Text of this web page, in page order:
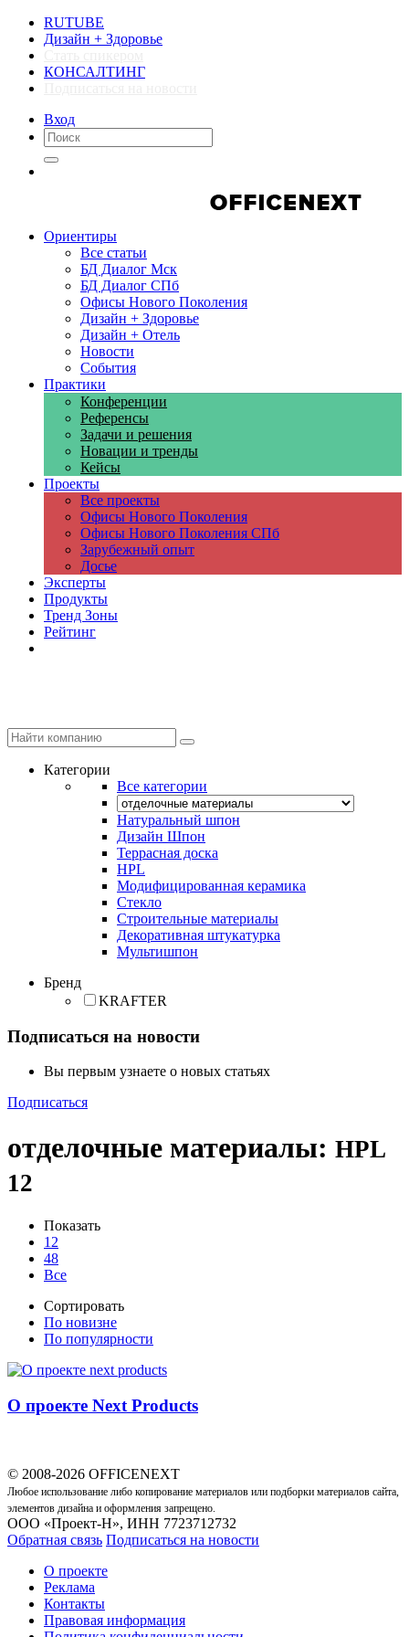
RUTUBE
Дизайн + Здоровье
КОНСАЛТИНГ
Вход
Ориентиры
Все статьи
БД Диалог Мск
БД Диалог СПб
Офисы Нового Поколения
Дизайн + Здоровье
Дизайн + Отель
Новости
События
Практики
Конференции
Референсы
Задачи и решения
Новации и тренды
Кейсы
Проекты
Все проекты
Офисы Нового Поколения
Офисы Нового Поколения СПб
Зарубежный опыт
Досье
Эксперты
Продукты
Тренд Зоны
Рейтинг
Категории
Все категории
Натуральный шпон
Дизайн Шпон
Террасная доска
HPL
Модифицированная керамика
Стекло
Строительные материалы
Декоративная штукатурка
Мультишпон
Бренд
KRAFTER
Подписаться на новости
Вы первым узнаете о новых статьях
Подписаться
отделочные материалы: HPL
12
Показать
12
48
Все
Сортировать
По новизне
По популярности
О проекте Next Products
© 2008-2026 OFFICENEXT
Любое использование либо копирование материалов или подборки материалов сайта,
элементов дизайна и оформления запрещено.
ООО «Проект-Н», ИНН 7723712732
Обратная связь Подписаться на новости
О проекте
Реклама
Контакты
Правовая информация